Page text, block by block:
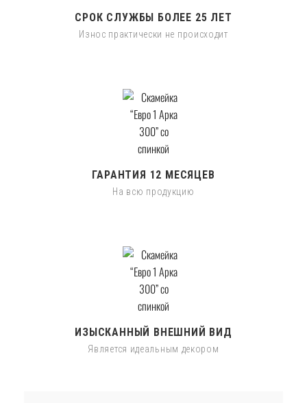
СРОК СЛУЖБЫ БОЛЕЕ 25 ЛЕТ
Износ практически не происходит
ГАРАНТИЯ 12 МЕСЯЦЕВ
На всю продукцию
ИЗЫСКАННЫЙ ВНЕШНИЙ ВИД
Является идеальным декором